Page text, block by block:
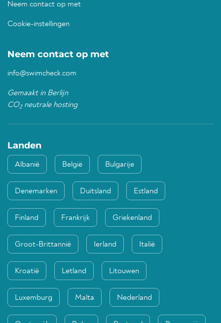
Neem contact op met
Cookie-instellingen
Neem contact op met
info@swimcheck.com
Gemaakt in Berlijn
CO2neutrale hosting
Landen
Albanië België Bulgarije
Denemarken Duitsland Estland
Finland Frankrijk Griekenland
Groot-Brittannië Ierland Italië
Kroatië Letland Litouwen
Luxemburg Malta Nederland